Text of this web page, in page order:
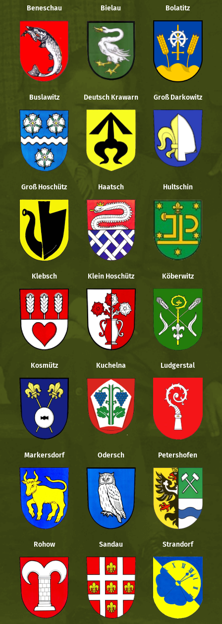
Beneschau Bielau Bolatitz
Buslawitz Deutsch Krawarn Groß Darkowitz
Groß Hoschütz Haatsch Hultschin
Klebsch Klein Hoschütz Köberwitz
Kosmütz Kuchelna Ludgerstal
Markersdorf Odersch Petershofen
Rohow Sandau Strandorf